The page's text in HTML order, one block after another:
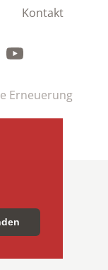
Kontakt
Youtube
Erneuerung